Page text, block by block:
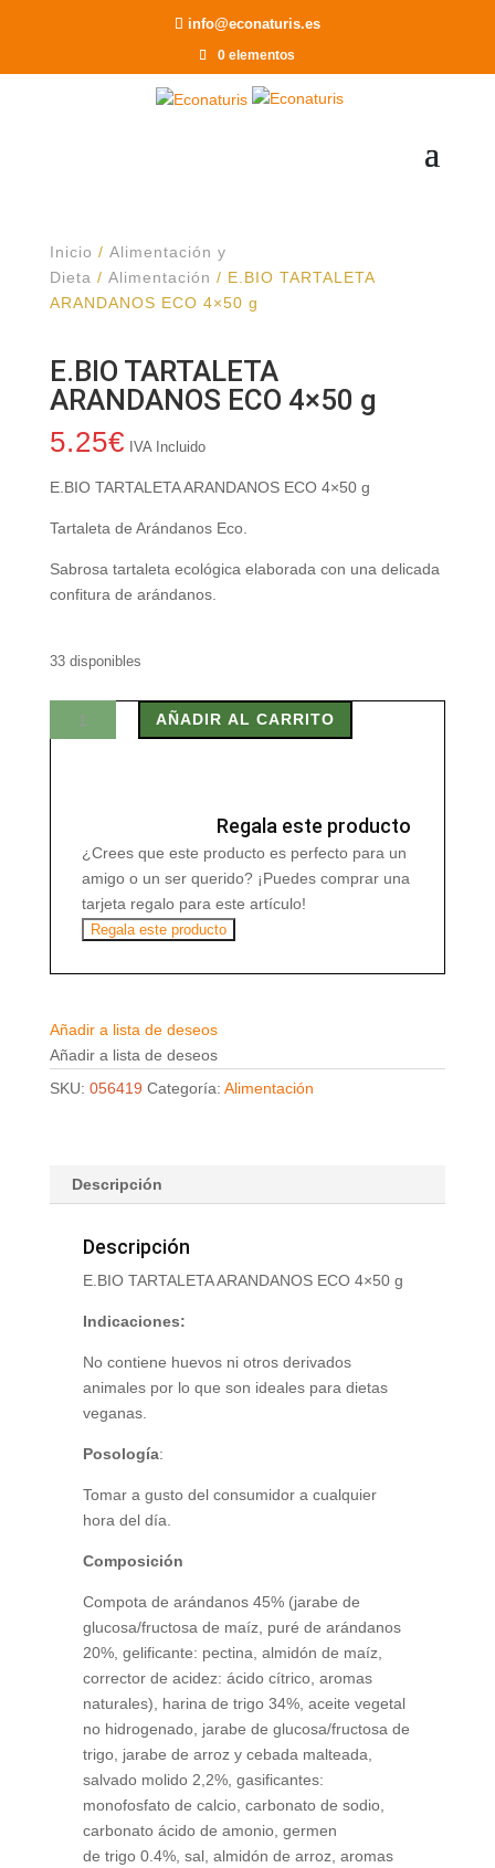
info@econaturis.es
0 elementos
Inicio / Alimentación y
Dieta / Alimentación / E.BIO TARTALETA
ARANDANOS ECO 4×50 g
E.BIO TARTALETA
ARANDANOS ECO 4×50 g
5.25€ IVA Incluido
E.BIO TARTALETA ARANDANOS ECO 4×50 g
Tartaleta de Arándanos Eco.
Sabrosa tartaleta ecológica elaborada con una delicada
confitura de arándanos.
33 disponibles
E.BIO
TARTALETA
cantidad
AÑADIR AL CARRITO
Regala este producto
¿Crees que este producto es perfecto para un
amigo o un ser querido? ¡Puedes comprar una
tarjeta regalo para este artículo!
Regala este producto
Añadir a lista de deseos
Añadir a lista de deseos
SKU: 056419 Categoría: Alimentación
Descripción
Descripción
E.BIO TARTALETA ARANDANOS ECO 4×50 g
Indicaciones:
No contiene huevos ni otros derivados
animales por lo que son ideales para dietas
veganas.
Posología:
Tomar a gusto del consumidor a cualquier
hora del día.
Composición
Compota de arándanos 45% (jarabe de
glucosa/fructosa de maíz, puré de arándanos
20%, gelificante: pectina, almidón de maíz,
corrector de acidez: ácido cítrico, aromas
naturales), harina de trigo 34%, aceite vegetal
no hidrogenado, jarabe de glucosa/fructosa de
trigo, jarabe de arroz y cebada malteada,
salvado molido 2,2%, gasificantes:
monofosfato de calcio, carbonato de sodio,
carbonato ácido de amonio, germen
de trigo 0.4%, sal, almidón de arroz, aromas